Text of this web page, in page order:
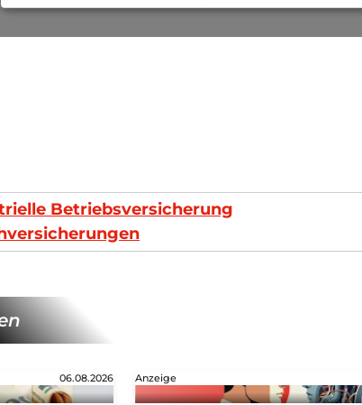
Betriebsversicherung
06.08.2026 Anzeige